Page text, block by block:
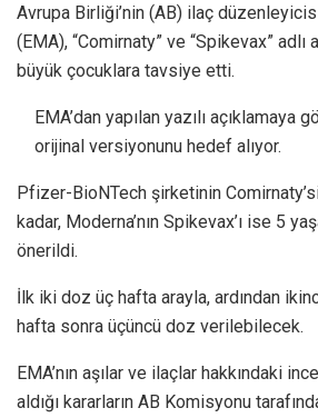
Avrupa Birliği’nin (AB) ilaç
(EMA), “Comirnaty” ve “Spikevax” adlı
büyük çocuklara tavsiye etti.
EMA’dan yapılan yazılı açıklamaya
orijinal versiyonunu hedef alıyor.
Pfizer-BioNTech şirketinin
kadar, Moderna’nın Spikevax’ı ise 5
önerildi.
İlk iki doz üç hafta arayla, ardından
hafta sonra üçüncü doz verilebilecek.
EMA’nın aşılar ve ilaçlar hakkındaki
aldığı kararların AB Komisyonu